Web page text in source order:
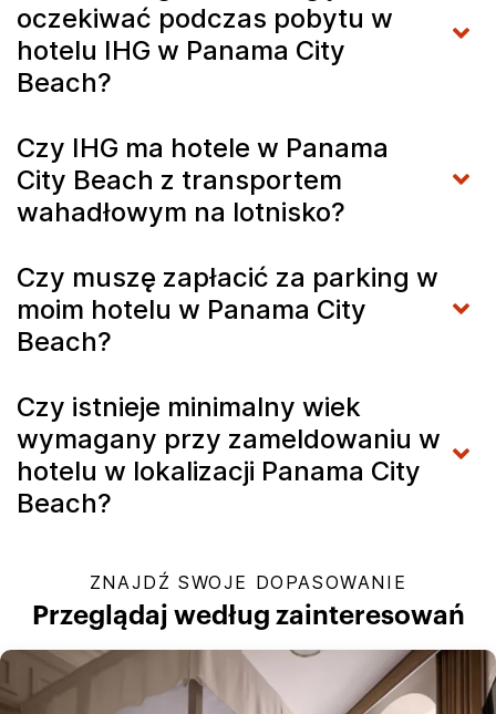
oczekiwać podczas pobytu w
hotelu IHG w Panama City
Beach?
Czy IHG ma hotele w Panama
City Beach z transportem
wahadłowym na lotnisko?
Czy muszę zapłacić za parking w
moim hotelu w Panama City
Beach?
Czy istnieje minimalny wiek
wymagany przy zameldowaniu w
hotelu w lokalizacji Panama City
Beach?
ZNAJDŹ SWOJE DOPASOWANIE
Przeglądaj według zainteresowań